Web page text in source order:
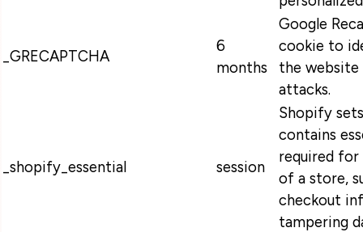
_GRECAPTCHA
6
months
Google
cookie to
the website
attacks.
_shopify_essential session
Shopify
contains
required
of a store,
checkout
tampering